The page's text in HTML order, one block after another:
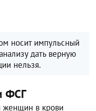
носит импульсный
дать верную
нельзя.
ФСГ
женщин в крови